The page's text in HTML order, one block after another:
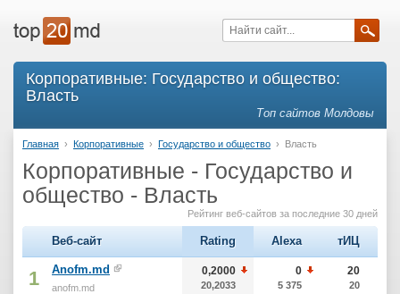
Корпоративные: Государство и общество:
Власть
Топ сайтов Молдовы
Главная › Корпоративные › Государство и общество › Власть
Корпоративные - Государство и
общество - Власть
Рейтинг веб-сайтов за последние 30 дней
Веб-сайт Rating Alexa тИЦ
1 Anofm.md
anofm.md
0,2000
20,2033
0
5 375
20
20